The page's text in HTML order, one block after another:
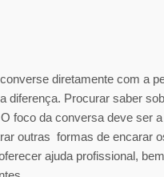
diretamente com a
diferença. Procurar saber
foco da conversa deve ser
outras formas de encarar
ajuda profissional,